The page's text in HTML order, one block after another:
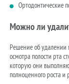
Ортодонтические
Можно ли
Решение об удалении
осмотра полости рта
которую они
полноценного роста и